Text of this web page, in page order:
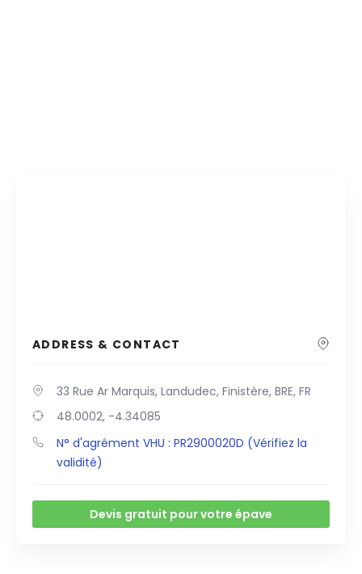
ADDRESS & CONTACT
33 Rue Ar Marquis, Landudec, Finistère, BRE, FR
48.0002, -4.34085
N° d'agrément VHU : PR2900020D (Vérifiez la
validité)
Devis gratuit pour votre épave